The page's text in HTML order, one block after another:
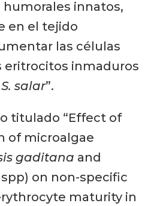
innatos,
en el tejido
las células
eritrocitos inmaduros
S. salar”.
titulado “Effect of
of microalgae
gaditana and
spp) on non-specific
maturity in